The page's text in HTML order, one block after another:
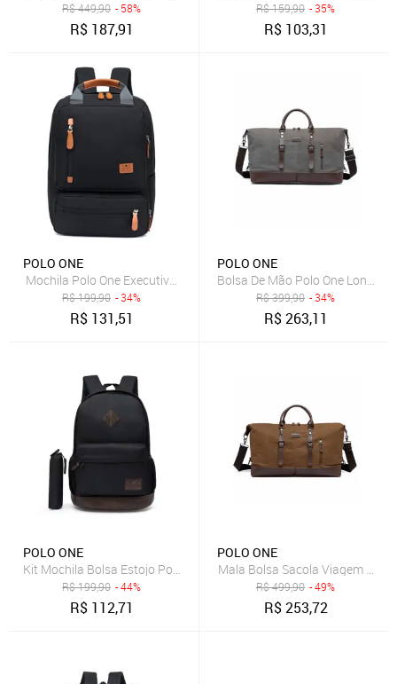
R$449,90 - 58%
R$ 187,91
R$159,90 - 35%
R$ 103,31
POLO ONE
Mochila Polo One Executiva Resistente Notebook Grande
R$199,90 - 34%
R$ 131,51
POLO ONE
Bolsa De Mão Polo One Lona
R$399,90 - 34%
R$263,11
POLO ONE
Kit Mochila Bolsa Estojo Polo One Masculina Resistente Escolar
R$199,90 - 44%
R$ 112,71
POLO ONE
Mala Bolsa Sacola Viagem
R$499,90 - 49%
R$253,72